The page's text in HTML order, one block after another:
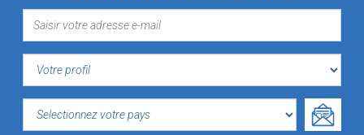
VOTRE
PROFIL